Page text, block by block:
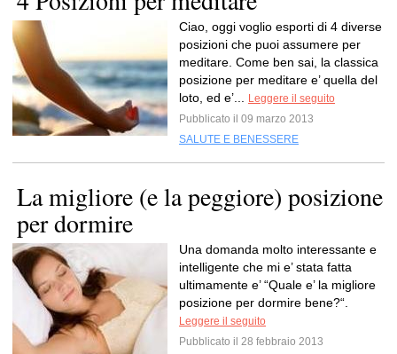
Ciao, oggi voglio esporti di 4 diverse
posizioni che puoi assumere per
meditare. Come ben sai, la classica
posizione per meditare e’ quella del
loto, ed e’...
Leggere il seguito
Pubblicato il 09 marzo 2013
SALUTE E BENESSERE
La migliore (e la peggiore) posizione
per dormire
Una domanda molto interessante e
intelligente che mi e’ stata fatta
ultimamente e’ “Quale e’ la migliore
posizione per dormire bene?“.
Leggere il seguito
Pubblicato il 28 febbraio 2013